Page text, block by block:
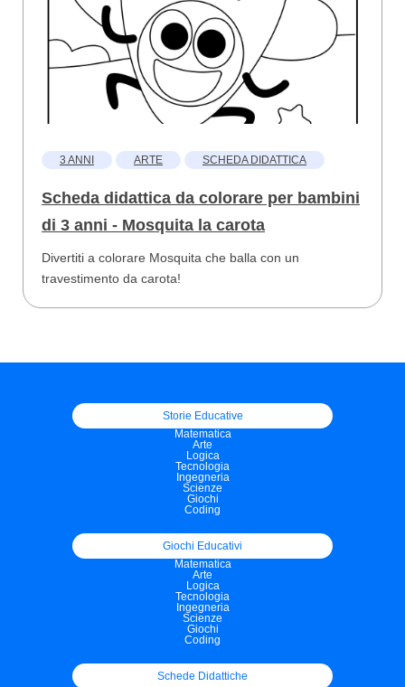
3 ANNI ARTE SCHEDA DIDATTICA
Scheda didattica da colorare per bambini
di 3 anni - Mosquita la carota
Divertiti a colorare Mosquita che balla con un
travestimento da carota!
Storie Educative
Matematica
Arte
Logica
Tecnologia
Ingegneria
Scienze
Giochi
Coding
Giochi Educativi
Matematica
Arte
Logica
Tecnologia
Ingegneria
Scienze
Giochi
Coding
Schede Didattiche